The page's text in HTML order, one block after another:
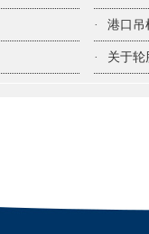
· 港口吊
· 关于轮